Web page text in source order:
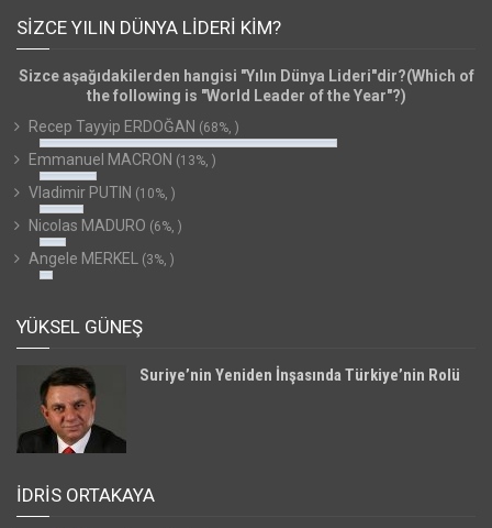
SIZCE YILIN DÜNYA LIDERI KIM?
Sizce aşağıdakilerden hangisi "Yılın Dünya Lideri"dir?(Which of
the following is "World Leader of the Year"?)
Recep Tayyip ERDOĞAN (68%, )
Emmanuel MACRON (13%, )
Vladimir PUTIN (10%, )
Nicolas MADURO (6%, )
Angele MERKEL (3%, )
YÜKSEL GÜNEŞ
Suriye’nin Yeniden İnşasında Türkiye’nin Rolü
İDRİS ORTAKAYA